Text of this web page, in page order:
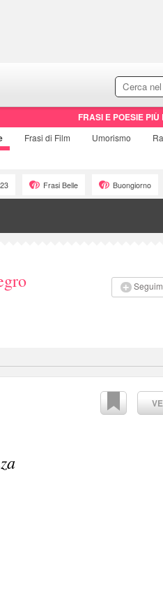
FRASI E POESIE
Frasi di Film Umorismo
Frasi Belle Buongiorno